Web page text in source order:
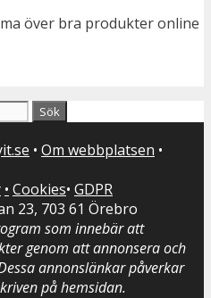
över bra produkter online
• Om webbplatsen •
• Cookies• GDPR
23, 703 61 Örebro
som innebär att
genom att annonsera och
annonslänkar påverkar
på hemsidan.